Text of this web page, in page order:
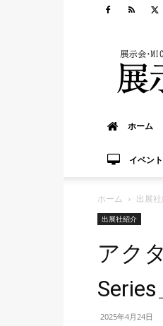
ホーム
イベン
ホーム 出展
出展社紹介
アク
Series
2025年4月24日